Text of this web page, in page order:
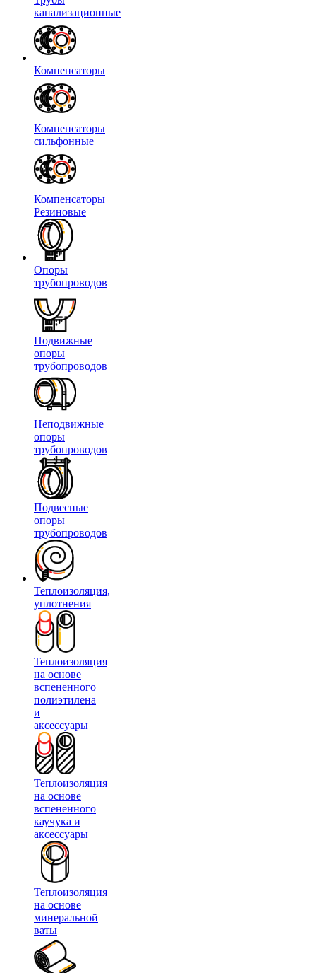
канализационные
Компенсаторы
Компенсаторы
сильфонные
Компенсаторы
Резиновые
Опоры
трубопроводов
Подвижные
опоры
трубопроводов
Неподвижные
опоры
трубопроводов
Подвесные
опоры
трубопроводов
Теплоизоляция,
уплотнения
Теплоизоляция
на основе
вспененного
полиэтилена
и
аксессуары
Теплоизоляция
на основе
вспененного
каучука и
аксессуары
Теплоизоляция
на основе
минеральной
ваты